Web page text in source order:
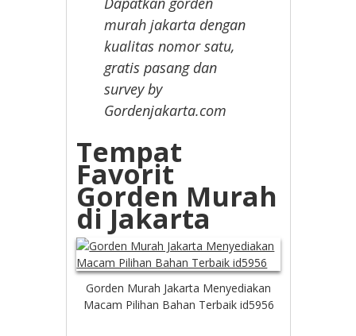
murah jakarta dengan
kualitas nomor satu,
gratis pasang dan
survey by
Gordenjakarta.com
Tempat
Favorit
Gorden Murah
di Jakarta
Gorden Murah Jakarta Menyediakan
Macam Pilihan Bahan Terbaik id5956